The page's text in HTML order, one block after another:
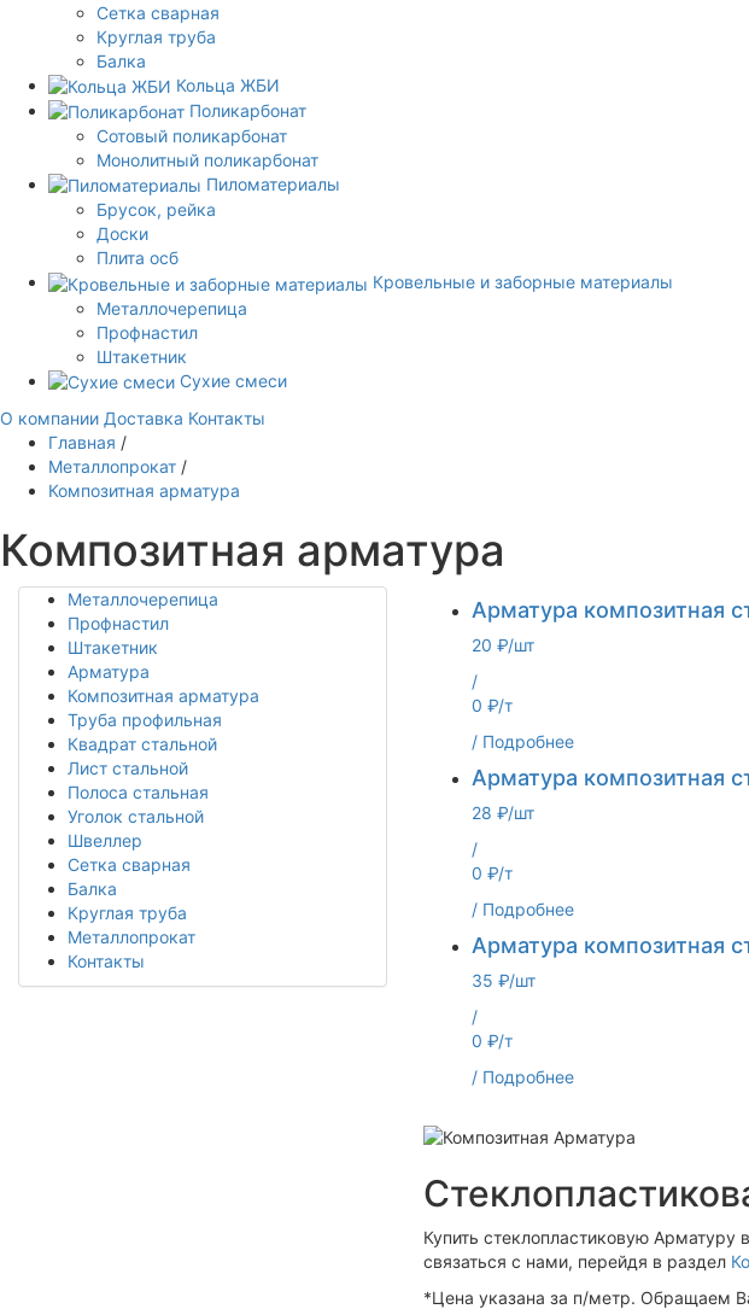
Сетка сварная
Круглая труба
Балка
Кольца ЖБИ
Поликарбонат
Сотовый поликарбонат
Монолитный поликарбонат
Пиломатериалы
Брусок, рейка
Доски
Плита осб
Кровельные и заборные материалы
Металлочерепица
Профнастил
Штакетник
Сухие смеси
О компании Доставка Контакты
Главная /
Металлопрокат /
Композитная арматура
Композитная арматура
Металлочерепица
Профнастил
Штакетник
Арматура
Композитная арматура
Труба профильная
Квадрат стальной
Лист стальной
Полоса стальная
Уголок стальной
Швеллер
Сетка сварная
Балка
Круглая труба
Металлопрокат
Контакты
Арматура композитная
20 ₽/шт
/
0 ₽/т
/ Подробнее
Арматура композитная
28 ₽/шт
/
0 ₽/т
/ Подробнее
Арматура композитная
35 ₽/шт
/
0 ₽/т
/ Подробнее
Купить стеклопластиковую
связаться с нами, перейдя в раздел
*Цена указана за п/метр. Обращаем